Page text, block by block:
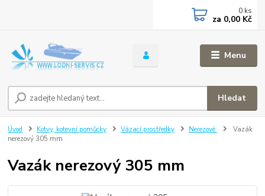
Menu
Hledat
0 ks
za 0,00 Kč
Úvod Kotvy, kotevní pomůcky Vázací prostředky Nerezové
Vazák
nerezový 305 mm
Vazák nerezový 305 mm